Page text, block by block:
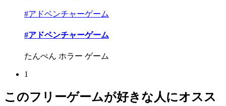
#アドベンチャーゲーム
#アドベンチャーゲーム
たんぺん ホラー ゲーム
1
このフリーゲームが好きな人にオスス